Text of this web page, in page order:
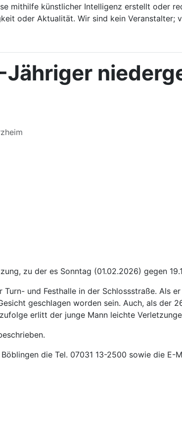
mithilfe künstlicher Intelligenz erstellt oder
oder Aktualität. Wir sind kein
Jähriger
zu der es Sonntag (01.02.2026) gegen
und Festhalle in der Schlossstraße. Als
geschlagen worden sein. Auch, als der
erlitt der junge Mann leichte
die Tel. 07031 13-2500 sowie die E-